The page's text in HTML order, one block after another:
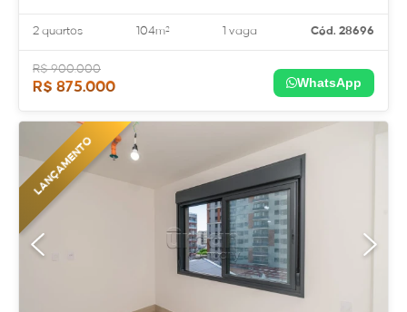
2 quartos 104m² 1 vaga Cód. 28696
R$ 900.000
R$ 875.000 WhatsApp
LANÇAMENTO